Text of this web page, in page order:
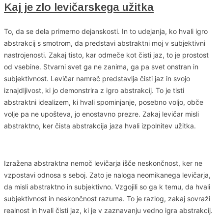
Kaj je zlo levičarskega užitka
To, da se dela primerno dejanskosti. In to udejanja, ko hvali igro
abstrakcij s smotrom, da predstavi abstraktni moj v subjektivni
nastrojenosti. Zakaj tisto, kar odmeče kot čisti jaz, to je prostost
od vsebine. Stvarni svet ga ne zanima, ga pa svet onstran in
subjektivnost. Levičar namreč predstavlja čisti jaz in svojo
iznajdljivost, ki jo demonstrira z igro abstrakcij. To je tisti
abstraktni idealizem, ki hvali spominjanje, posebno voljo, obče
volje pa ne upošteva, jo enostavno prezre. Zakaj levičar misli
abstraktno, ker čista abstrakcija jaza hvali izpolnitev užitka.
Izražena abstraktna nemoč levičarja išče neskončnost, ker ne
vzpostavi odnosa s seboj. Zato je naloga neomikanega levičarja,
da misli abstraktno in subjektivno. Vzgojili so ga k temu, da hvali
subjektivnost in neskončnost razuma. To je razlog, zakaj sovraži
realnost in hvali čisti jaz, ki je v zaznavanju vedno igra abstrakcij.